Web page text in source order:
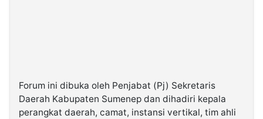
Forum ini dibuka oleh Penjabat (Pj) Sekretaris
Daerah Kabupaten Sumenep dan dihadiri kepala
perangkat daerah, camat, instansi vertikal, tim ahli